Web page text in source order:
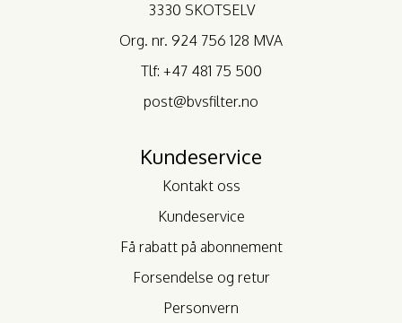
3330 SKOTSELV
Org. nr. 924 756 128 MVA
Tlf: +47 481 75 500
post@bvsfilter.no
Kundeservice
Kontakt oss
Kundeservice
Få rabatt på abonnement
Forsendelse og retur
Personvern